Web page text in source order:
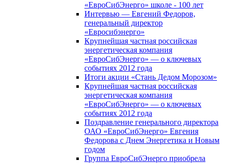
«ЕвроСибЭнерго» школе - 100 лет
Интервью — Евгений Федоров,
генеральный директор
«Евросибэнерго»
Крупнейшая частная российская
энергетическая компания
«ЕвроСибЭнерго» — о ключевых
событиях 2012 года
Итоги акции «Стань Дедом Морозом»
Крупнейшая частная российская
энергетическая компания
«ЕвроСибЭнерго» — о ключевых
событиях 2012 года
Поздравление генерального директора
ОАО «ЕвроСибЭнерго» Евгения
Федорова с Днем Энергетика и Новым
годом
Группа ЕвроСибЭнерго приобрела